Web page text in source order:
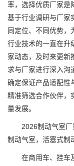
率，选择优质厂家是
基于行业调研与厂家
同定位、不同优势，
行业技术的一直在升
家动态，及时来更新
求与厂家进行深入沟
确定保证产品适配性
精准筛选合作伙伴，
量发展。
2026制动气室厂
制动气室，活塞式制
在商用车、挂车及